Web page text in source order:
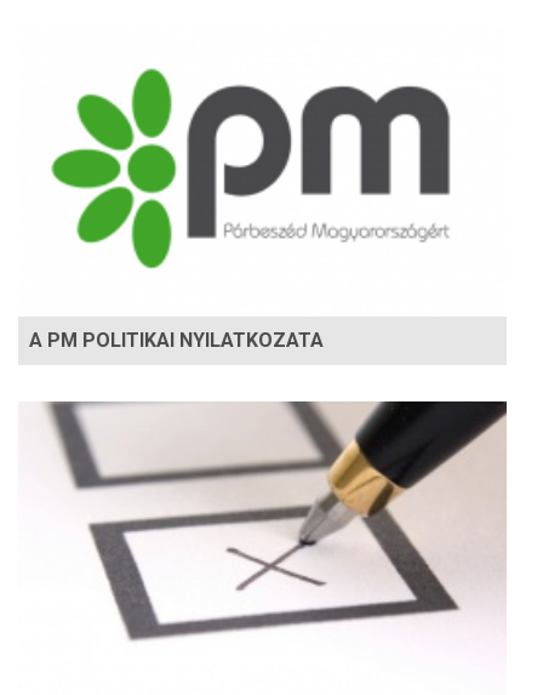
A PM POLITIKAI NYILATKOZATA